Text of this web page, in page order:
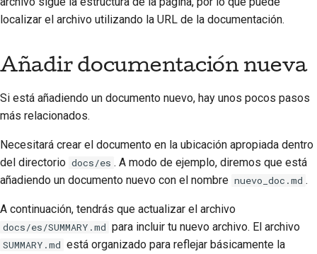
தமிழ்
Tiếng Việt
中文(简体)
2015
2014
localizar el archivo utilizando la URL de la documentación.
Añadir documentación nueva
Si está añadiendo un documento nuevo, hay unos pocos pasos
más relacionados.
Necesitará crear el documento en la ubicación apropiada dentro
del directorio docs/es . A modo de ejemplo, diremos que está
añadiendo un documento nuevo con el nombre nuevo_doc.md .
A continuación, tendrás que actualizar el archivo
docs/es/SUMMARY.md para incluir tu nuevo archivo. El archivo
SUMMARY.md está organizado para reflejar básicamente la